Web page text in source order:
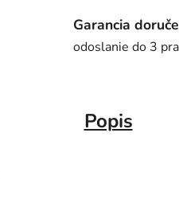
Garancia
odoslanie do 3
Popis